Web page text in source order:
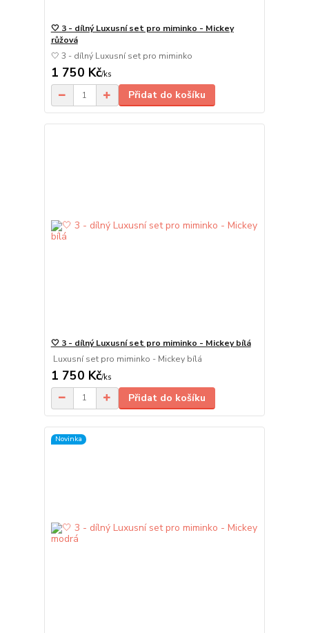
🤍 3 - dílný Luxusní set pro miminko - Mickey
růžová
🤍 3 - dílný Luxusní set pro miminko
1 750 Kč/ks
Přidat do košíku
🤍 3 - dílný Luxusní set pro miminko - Mickey bílá
Luxusní set pro miminko - Mickey bílá
1 750 Kč/ks
Přidat do košíku
Novinka